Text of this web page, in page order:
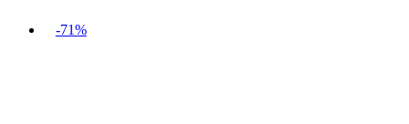
-71%